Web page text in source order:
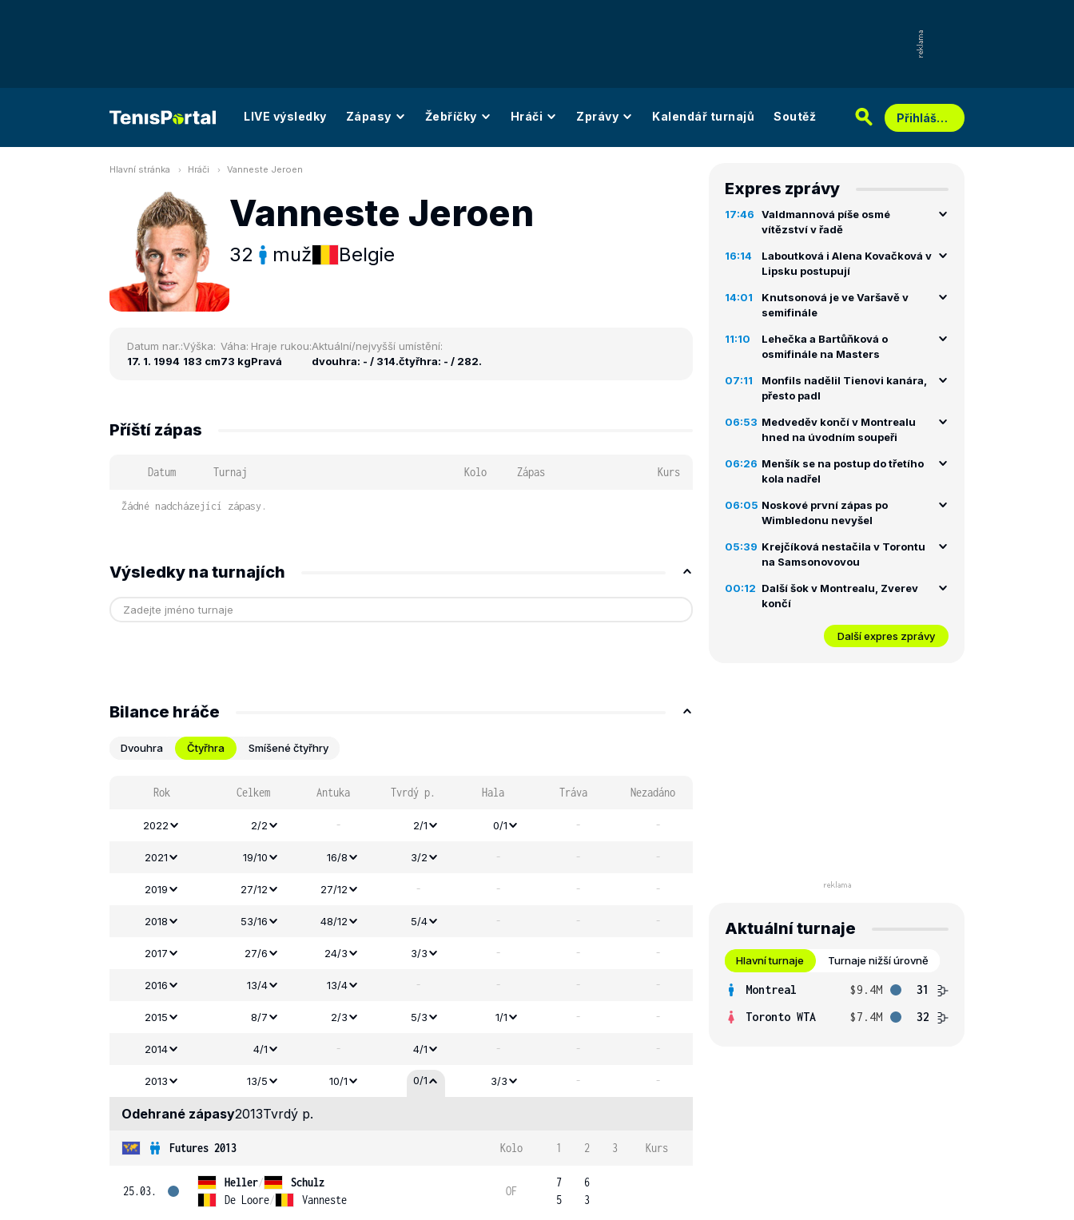
LIVE výsledky Zápasy Žebříčky Hráči Zprávy Kalendář turnajů Soutěž Přihlášení
Hlavní stránka Hráči Vanneste Jeroen
Vanneste Jeroen
32 muž Belgie
Datum nar.:
17. 1. 1994
Výška:
183 cm
Váha:
73 kg
Hraje rukou:
Pravá
Aktuální/nejvyšší umístění:
dvouhra: - / 314.čtyřhra: - / 282.
Příští zápas
Datum Turnaj Kolo Zápas Kurs
Žádné nadcházející zápasy.
Výsledky na turnajích
Bilance hráče
Dvouhra Čtyřhra Smíšené čtyřhry
Rok Celkem Antuka Tvrdý p. Hala Tráva Nezadáno
2022 2/2 - 2/1 0/1 - -
2021 19/10 16/8 3/2 - - -
2019 27/12 27/12 - - - -
2018 53/16 48/12 5/4 - - -
2017 27/6 24/3 3/3 - - -
2016 13/4 13/4 - - - -
2015 8/7 2/3 5/3 1/1 - -
2014 4/1 - 4/1 - - -
2013 13/5 10/1 0/1 3/3 - -
Odehrané zápasy2013Tvrdý p.
Futures 2013 Kolo 1 2 3 Kurs
25.03.
Heller/
Schulz
De Loore/ Vanneste
OF
7
5
6
3
Expres zprávy
17:46
Valdmannová píše osmé
vítězství v řadě
16:14
Laboutková i Alena Kovačková v
Lipsku postupují
14:01
Knutsonová je ve Varšavě v
semifinále
11:10
Lehečka a Bartůňková o
osmifinále na Masters
07:11
Monfils nadělil Tienovi kanára,
přesto padl
06:53 Medveděv končí v Montrealu
hned na úvodním soupeři
06:26 Menšík se na postup do třetího
kola nadřel
06:05 Noskové první zápas po
Wimbledonu nevyšel
05:39 Krejčíková nestačila v Torontu
na Samsonovovou
00:12 Další šok v Montrealu, Zverev
končí
Další expres zprávy
Aktuální turnaje
Hlavní turnaje Turnaje nižší úrovně
Montreal $9.4M
31
Toronto WTA
$7.4M 32